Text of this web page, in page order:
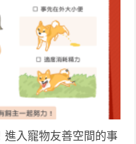
進入寵物友善空間的事